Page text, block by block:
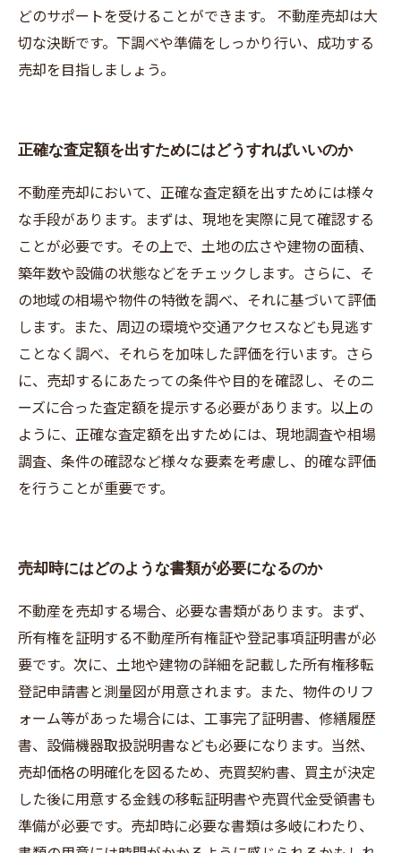
どのサポートを受けることができます。 不動産売却は大
切な決断です。下調べや準備をしっかり行い、成功する
売却を目指しましょう。
正確な査定額を出すためにはどうすればいいのか
不動産売却において、正確な査定額を出すためには様々
な手段があります。まずは、現地を実際に見て確認する
ことが必要です。その上で、土地の広さや建物の面積、
築年数や設備の状態などをチェックします。さらに、そ
の地域の相場や物件の特徴を調べ、それに基づいて評価
します。また、周辺の環境や交通アクセスなども見逃す
ことなく調べ、それらを加味した評価を行います。さら
に、売却するにあたっての条件や目的を確認し、そのニ
ーズに合った査定額を提示する必要があります。以上の
ように、正確な査定額を出すためには、現地調査や相場
調査、条件の確認など様々な要素を考慮し、的確な評価
を行うことが重要です。
売却時にはどのような書類が必要になるのか
不動産を売却する場合、必要な書類があります。まず、
所有権を証明する不動産所有権証や登記事項証明書が必
要です。次に、土地や建物の詳細を記載した所有権移転
登記申請書と測量図が用意されます。また、物件のリフ
ォーム等があった場合には、工事完了証明書、修繕履歴
書、設備機器取扱説明書なども必要になります。当然、
売却価格の明確化を図るため、売買契約書、買主が決定
した後に用意する金銭の移転証明書や売買代金受領書も
準備が必要です。売却時に必要な書類は多岐にわたり、